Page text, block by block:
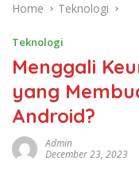
Home Teknologi
Teknologi
Menggali
yang
Android?
Admin
December 23, 2023